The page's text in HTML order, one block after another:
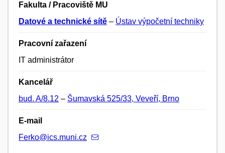
Fakulta / Pracoviště MU
Datové a technické sítě – Ústav výpočetní techniky
Pracovní zařazení
IT administrátor
Kancelář
bud. A/8.12 – Šumavská 525/33, Veveří, Brno
E-mail
Ferko@ics.muni.cz